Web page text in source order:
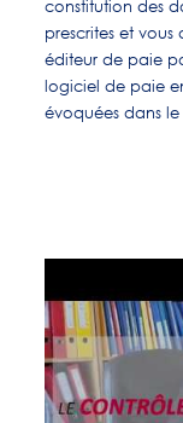
constitution des
prescrites et
éditeur de paie
logiciel de paie
évoquées dans